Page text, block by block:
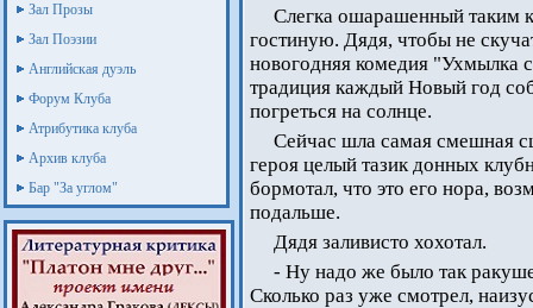
Зал Прозы
Зал Поэзии
Английская дуэль
Форум Клуба
Атрибутика клуба
Архив клуба
Бар "За углом"
Слегка ошарашенный таким
гостиную. Дядя, чтобы не
новогодняя комедия "Ухмылка
традиция каждый Новый год
погреться на солнце.
Сейчас шла самая смешная
героя целый тазик донных
бормотал, что это его нора,
подальше.
Дядя заливисто хохотал.
- Ну надо же было так
Сколько раз уже смотрел,